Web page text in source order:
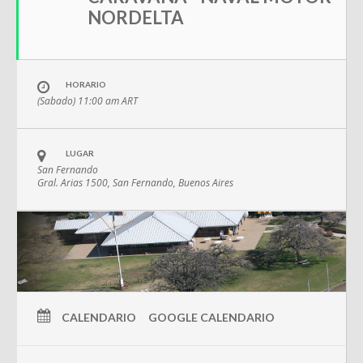
NORDELTA
HORARIO
(Sabado) 11:00 amART
LUGAR
San Fernando
Gral. Arias 1500, San Fernando, Buenos Aires
CALENDARIO GOOGLE CALENDARIO